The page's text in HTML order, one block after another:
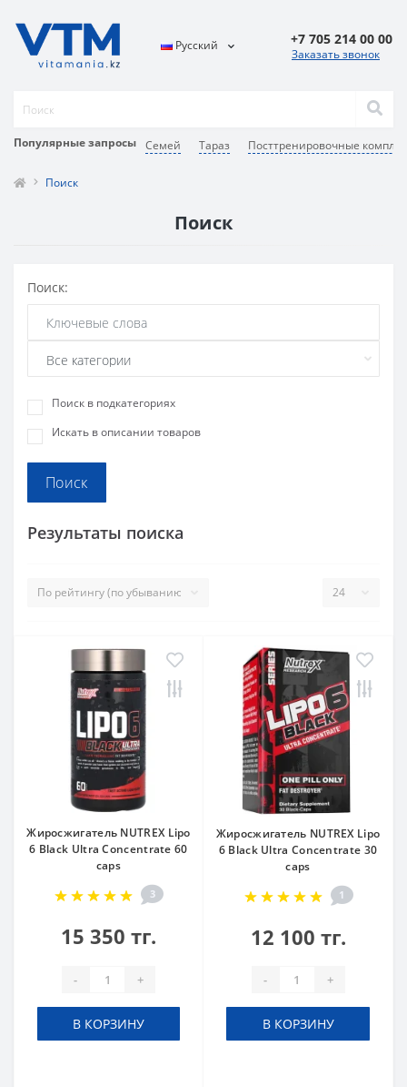
Популярные запросы Семей Тараз Посттренировочные
Русский +7 705 214 00 00
Заказать звонок
Поиск
Поиск
Поиск:
Поиск в подкатегориях
Искать в описании товаров
Результаты поиска
Жиросжигатель NUTREX Lipo
6 Black Ultra Concentrate 60
caps
3
15 350 тг.
- +
В КОРЗИНУ
Жиросжигатель NUTREX Lipo
6 Black Ultra Concentrate 30
caps
1
12 100 тг.
- +
В КОРЗИНУ